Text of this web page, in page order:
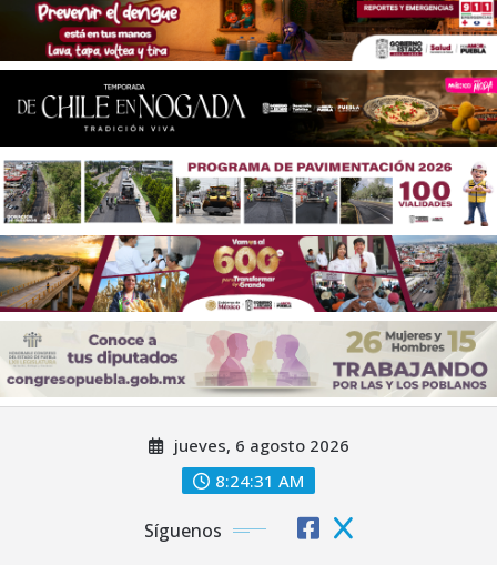
jueves, 6 agosto 2026
8:24:32 AM
Síguenos